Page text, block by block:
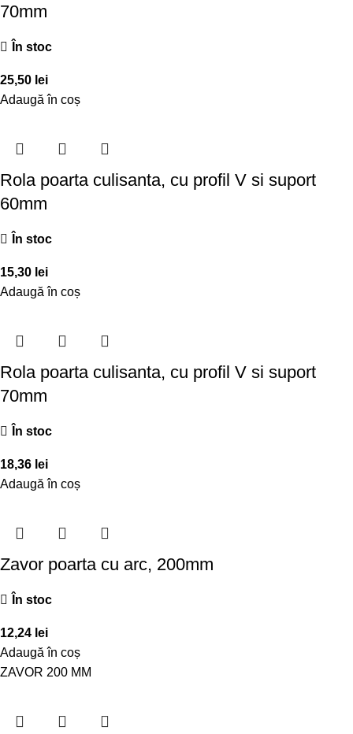
70mm
În stoc
25,50 lei
Adaugă în coș
Rola poarta culisanta, cu profil V si suport
60mm
În stoc
15,30 lei
Adaugă în coș
Rola poarta culisanta, cu profil V si suport
70mm
În stoc
18,36 lei
Adaugă în coș
Zavor poarta cu arc, 200mm
În stoc
12,24 lei
Adaugă în coș
ZAVOR 200 MM